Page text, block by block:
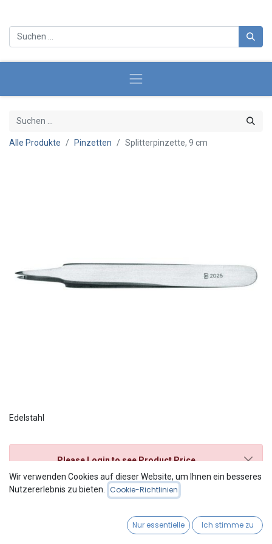
Alle Produkte Pinzetten Splitterpinzette, 9 cm
Edelstahl
Please Loginto see Product Price
Splitterpinzette, 9 cm
Wir verwenden Cookies auf dieser Website, um Ihnen ein besseres
Nutzererlebnis zu bieten.
Cookie-Richtlinien
Nur essentielle Ich stimme zu